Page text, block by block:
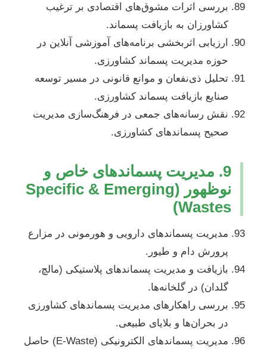
بررسی اثرات مشوق‌های اقتصادی بر ترغیب
کشاورزان به بازیافت پسماند.
ارزیابی اثربخشی برنامه‌های آموزشی آنلاین در
حوزه مدیریت پسماند کشاورزی.
تحلیل ذی‌نفعان و موانع قانونی در مسیر توسعه
صنایع بازیافت پسماند کشاورزی.
نقش رسانه‌های جمعی در فرهنگ‌سازی مدیریت
صحیح پسماندهای کشاورزی.
9. مدیریت پسماندهای خاص و
نوظهور (Specific & Emerging
Wastes)
مدیریت پسماندهای دارویی و هورمونی در مزارع
پرورش دام و طیور.
بازیافت و مدیریت پسماندهای پلاستیکی (مالچ،
گلدان) در گلخانه‌ها.
بررسی راهکارهای مدیریت پسماندهای کشاورزی
در بحران‌ها و بلایای طبیعی.
مدیریت پسماندهای الکترونیکی (E-Waste) حاصل